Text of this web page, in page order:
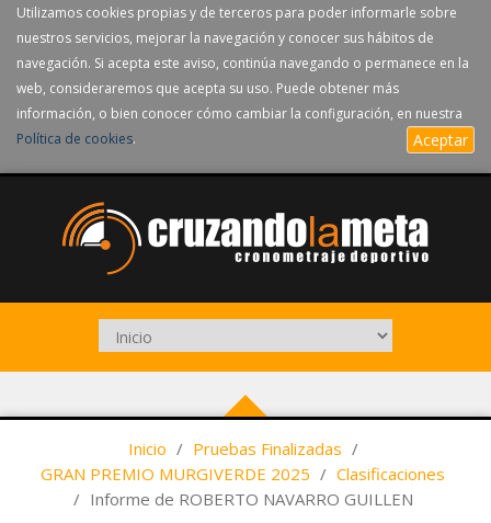
Utilizamos cookies propias y de terceros para poder informarle sobre
nuestros servicios, mejorar la navegación y conocer sus hábitos de
navegación. Si acepta este aviso, continúa navegando o permanece en la
web, consideraremos que acepta su uso. Puede obtener más
información, o bien conocer cómo cambiar la configuración, en nuestra
Política de cookies. Aceptar
Inicio / Pruebas Finalizadas /
GRAN PREMIO MURGIVERDE 2025 / Clasificaciones
/ Informe de ROBERTO NAVARRO GUILLEN